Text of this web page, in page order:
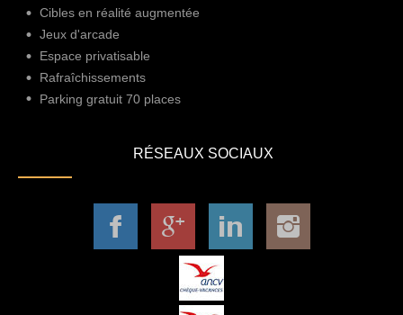
Cibles en réalité augmentée
Jeux d'arcade
Espace privatisable
Rafraîchissements
Parking gratuit 70 places
RÉSEAUX SOCIAUX